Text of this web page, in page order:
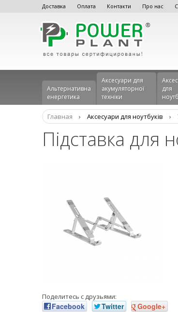
Доставка Оплата Контакти Про нас
Альтернативна
енергетика
Аксесуари для
акумуляторної
техніки
для
Главная › Аксесуари для ноутбуків ›
Підставка для
Поделитесь с друзьями:
Facebook Twitter Google+